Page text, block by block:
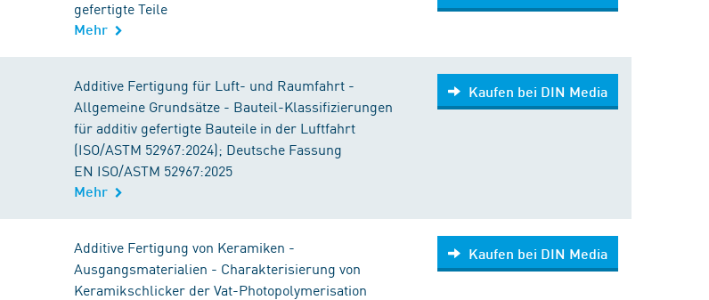
gefertigte Teile
Mehr
Additive Fertigung für Luft- und Raumfahrt -
Allgemeine Grundsätze - Bauteil-Klassifizierungen
für additiv gefertigte Bauteile in der Luftfahrt
(ISO/ASTM 52967:2024); Deutsche Fassung
EN ISO/ASTM 52967:2025
Mehr
Kaufen bei DIN Media
Additive Fertigung von Keramiken -
Ausgangsmaterialien - Charakterisierung von
Keramikschlicker der Vat-Photopolymerisation
Kaufen bei DIN Media